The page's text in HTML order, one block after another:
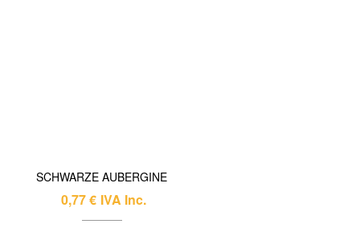
SCHWARZE AUBERGINE
0,77€ IVA Inc.